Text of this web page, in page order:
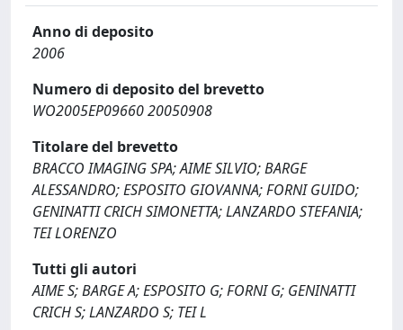
Anno di deposito
2006
Numero di deposito del brevetto
WO2005EP09660 20050908
Titolare del brevetto
BRACCO IMAGING SPA; AIME SILVIO; BARGE
ALESSANDRO; ESPOSITO GIOVANNA; FORNI GUIDO;
GENINATTI CRICH SIMONETTA; LANZARDO STEFANIA;
TEI LORENZO
Tutti gli autori
AIME S; BARGE A; ESPOSITO G; FORNI G; GENINATTI
CRICH S; LANZARDO S; TEI L